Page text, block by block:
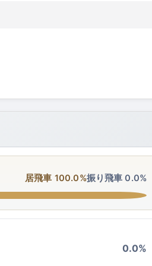
居飛車 100.0%振り飛車 0.0%
0.0%